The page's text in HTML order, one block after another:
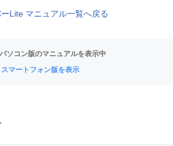
Lite マニュアル一覧へ戻る
ソコン版のマニュアルを表示中
スマートフォン版を表示